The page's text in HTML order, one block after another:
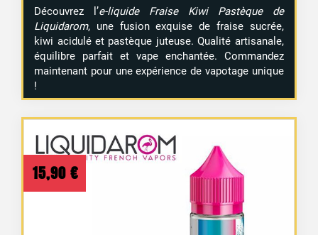
Découvrez l’e-liquide Fraise Kiwi Pastèque de
Liquidarom, une fusion exquise de fraise sucrée,
kiwi acidulé et pastèque juteuse. Qualité artisanale,
équilibre parfait et vape enchantée. Commandez
maintenant pour une expérience de vapotage unique
!
15,90 €